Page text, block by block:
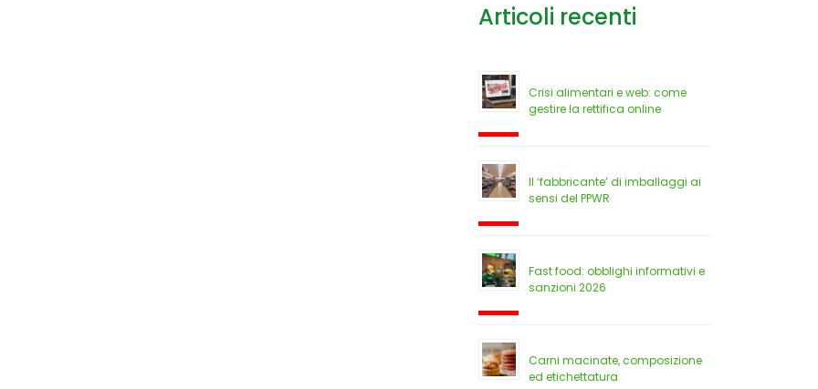
Articoli recenti
Crisi alimentari e web: come
gestire la rettifica online
Il ‘fabbricante’ di imballaggi ai
sensi del PPWR
Fast food: obblighi informativi e
sanzioni 2026
Carni macinate, composizione
ed etichettatura